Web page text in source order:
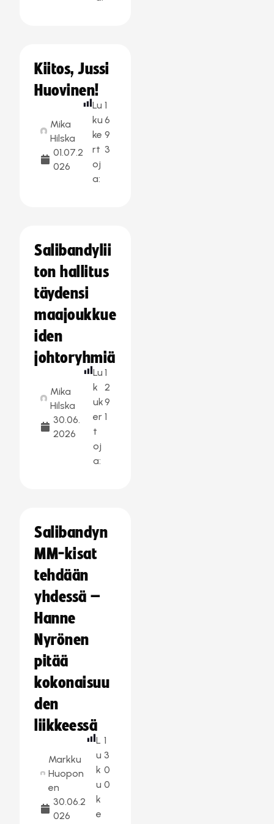
Kiitos, Jussi
Huovinen!
Mika
Hilska
01.07.2
026
Lu
ku
ke
rt
oj
a:
1
6
9
3
Salibandylii
ton hallitus
täydensi
maajoukkue
iden
johtoryhmiä
Mika
Hilska
30.06.
2026
Lu
k
uk
er
t
oj
a:
1
2
9
1
Salibandyn
MM-kisat
tehdään
yhdessä –
Hanne
Nyrönen
pitää
kokonaisuu
den
liikkeessä
Markku
Huopon
en
30.06.2
026
L
u
k
u
k
e
1
3
0
0